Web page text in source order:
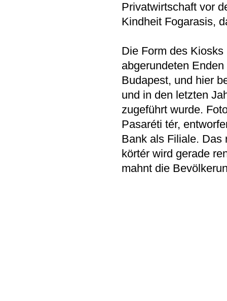
Privatwirtschaft vor
Kindheit Fogarasis,
Die Form des
abgerundeten
Budapest, und hier
und in den letzten
zugeführt wurde.
Pasaréti tér,
Bank als Filiale. Das
körtér wird gerade
mahnt die